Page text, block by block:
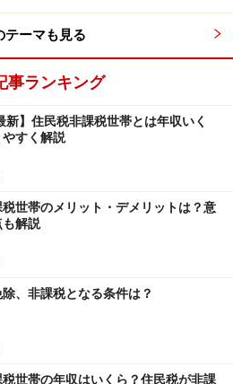
学生と高校生）」の人は、配偶
、扶養控除等の適用がされるた
なくなっています。結果、ふる
るということになります。
「独身又は共働き」の人のパタ
大学生と高校生）」のパター
、影響があるのかを計算してみ
住宅ローン控除や医療費控除
ない給与所得者のケース。社会
与収入の15％と仮定していま
テーマも見る
事ランキング
新】住民税非課税世帯とは年収いく
やすく解説
世帯のメリット・デメリットは？意
解説
、非課税となる条件は？
世帯の年収はいくら？住民税が非課